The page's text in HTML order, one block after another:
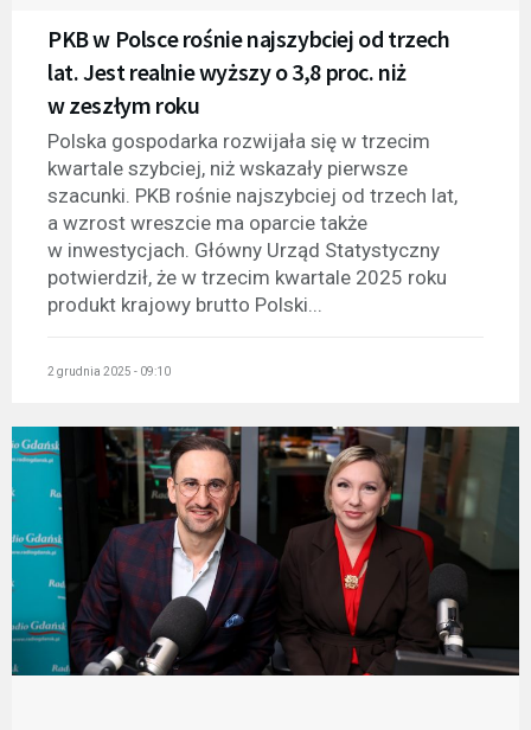
PKB w Polsce rośnie najszybciej od trzech
lat. Jest realnie wyższy o 3,8 proc. niż
w zeszłym roku
Polska gospodarka rozwijała się w trzecim
kwartale szybciej, niż wskazały pierwsze
szacunki. PKB rośnie najszybciej od trzech lat,
a wzrost wreszcie ma oparcie także
w inwestycjach. Główny Urząd Statystyczny
potwierdził, że w trzecim kwartale 2025 roku
produkt krajowy brutto Polski...
2 grudnia 2025 - 09:10